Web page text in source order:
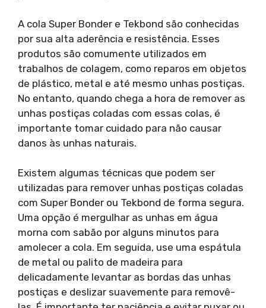
A cola Super Bonder e Tekbond são conhecidas
por sua alta aderência e resistência. Esses
produtos são comumente utilizados em
trabalhos de colagem, como reparos em objetos
de plástico, metal e até mesmo unhas postiças.
No entanto, quando chega a hora de remover as
unhas postiças coladas com essas colas, é
importante tomar cuidado para não causar
danos às unhas naturais.
Existem algumas técnicas que podem ser
utilizadas para remover unhas postiças coladas
com Super Bonder ou Tekbond de forma segura.
Uma opção é mergulhar as unhas em água
morna com sabão por alguns minutos para
amolecer a cola. Em seguida, use uma espátula
de metal ou palito de madeira para
delicadamente levantar as bordas das unhas
postiças e deslizar suavemente para removê-